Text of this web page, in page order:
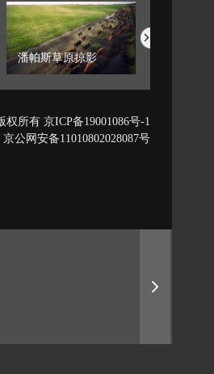
潘帕斯草原掠影
权所有 京ICP备19001086号-1
京公网安备11010802028087号